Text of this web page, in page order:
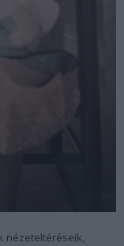
nézeteltéréseik,